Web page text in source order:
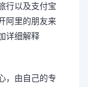
行以及支付宝
阿里的朋友来
详细解释
，由自己的专